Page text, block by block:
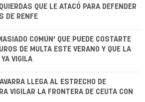
QUE LE ATACÓ PARA DEFENDER
DE RENFE
COMÚN' QUE PUEDE COSTARTE
DE MULTA ESTE VERANO Y QUE LA
VIGILA
LLEGA AL ESTRECHO DE
VIGILAR LA FRONTERA DE CEUTA CON